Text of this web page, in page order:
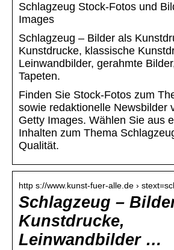
Schlagzeug Stock-Fotos und
Images
Schlagzeug – Bilder als
Kunstdrucke, klassische
Leinwandbilder, gerahmte
Tapeten.
Finden Sie Stock-Fotos zum
sowie redaktionelle Newsbilder
Getty Images. Wählen Sie aus
Inhalten zum Thema
Qualität.
http s://www.kunst-fuer-alle.de ›
Schlagzeug –
Kunstdrucke,
Leinwandbilder …